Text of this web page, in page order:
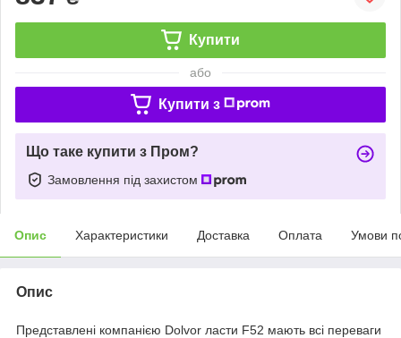
Купити
або
Купити з
Що таке купити з Пром?
Замовлення під захистом
Опис Характеристики Доставка Оплата Умови
Опис
Представлені компанією Dolvor ласти F52 мають всі переваги